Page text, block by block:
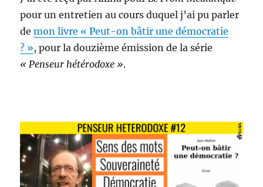
pour un entretien au cours duquel j’ai pu parler
demon livre « Peut-on bâtir une démocratie
? », pour la douzième émission de la série
« Penseur hétérodoxe ».